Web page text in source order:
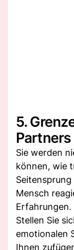
5.
Partners
Sie werden
können, wie
Mensch
Erfahrungen.
Stellen Sie
emotionalen
Ihnen